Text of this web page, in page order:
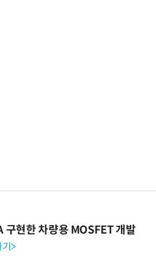
현한 차량용 MOSFET 개발
>